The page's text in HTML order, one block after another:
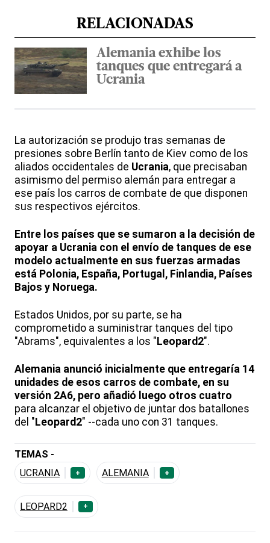
RELACIONADAS
Alemania exhibe los
tanques que entregará a
Ucrania
La autorización se produjo tras semanas de
presiones sobre Berlín tanto de Kiev como de los
aliados occidentales de Ucrania, que precisaban
asimismo del permiso alemán para entregar a
ese país los carros de combate de que disponen
sus respectivos ejércitos.
Entre los países que se sumaron a la decisión de
apoyar a Ucrania con el envío de tanques de ese
modelo actualmente en sus fuerzas armadas
está Polonia, España, Portugal, Finlandia, Países
Bajos y Noruega.
Estados Unidos, por su parte, se ha
comprometido a suministrar tanques del tipo
"Abrams", equivalentes a los " Leopard2".
Alemania anunció inicialmente que entregaría 14
unidades de esos carros de combate, en su
versión 2A6, pero añadió luego otros cuatro
para alcanzar el objetivo de juntar dos batallones
del " Leopard2" --cada uno con 31 tanques.
TEMAS -
UCRANIA
+ ALEMANIA +
LEOPARD2 +